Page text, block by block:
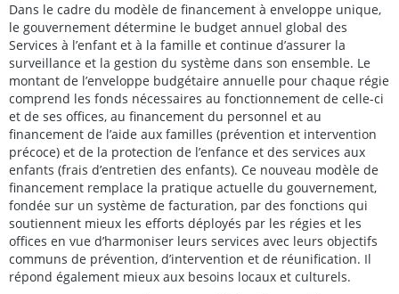
Dans le cadre du modèle de financement à enveloppe unique,
le gouvernement détermine le budget annuel global des
Services à l’enfant et à la famille et continue d’assurer la
surveillance et la gestion du système dans son ensemble. Le
montant de l’enveloppe budgétaire annuelle pour chaque régie
comprend les fonds nécessaires au fonctionnement de celle-ci
et de ses offices, au financement du personnel et au
financement de l’aide aux familles (prévention et intervention
précoce) et de la protection de l’enfance et des services aux
enfants (frais d’entretien des enfants). Ce nouveau modèle de
financement remplace la pratique actuelle du gouvernement,
fondée sur un système de facturation, par des fonctions qui
soutiennent mieux les efforts déployés par les régies et les
offices en vue d’harmoniser leurs services avec leurs objectifs
communs de prévention, d’intervention et de réunification. Il
répond également mieux aux besoins locaux et culturels.